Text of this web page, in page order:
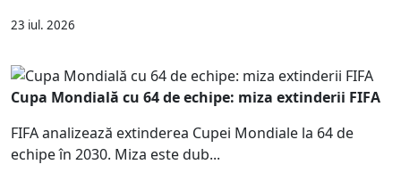
23 iul. 2026
Cupa Mondială cu 64 de echipe: miza extinderii FIFA
FIFA analizează extinderea Cupei Mondiale la 64 de
echipe în 2030. Miza este dub...